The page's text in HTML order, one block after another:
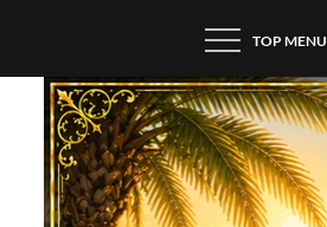
content
TOP MENU